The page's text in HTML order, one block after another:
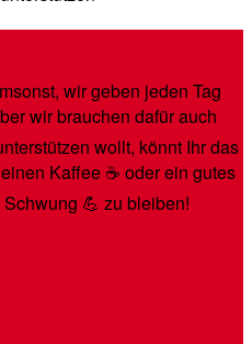
wir geben jeden Tag
wir brauchen dafür auch
wollt, könnt Ihr das
Kaffee ☕️ oder ein gutes
💪 zu bleiben!